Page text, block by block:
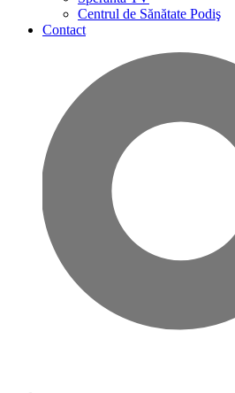
Centrul de Sănătate Podiş
Contact